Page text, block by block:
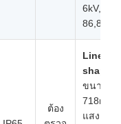
6kV, L80
86,800
ต้อง
Linear
shape
ขนาดยา
แสงเลือ